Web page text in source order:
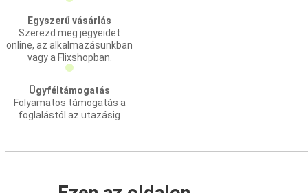
Egyszerű vásárlás
Szerezd meg jegyeidet
online, az alkalmazásunkban
vagy a Flixshopban.
Ügyféltámogatás
Folyamatos támogatás a
foglalástól az utazásig